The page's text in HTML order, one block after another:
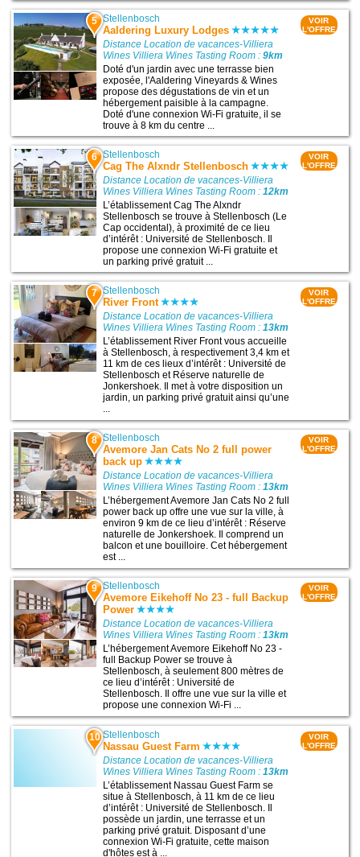
5 Stellenbosch
Aaldering Luxury Lodges
Distance Location de vacances-Villiera
Wines Villiera Wines Tasting Room :9km
Doté d'un jardin avec une terrasse bien
exposée, l'Aaldering Vineyards & Wines
propose des dégustations de vin et un
hébergement paisible à la campagne.
Doté d'une connexion Wi-Fi gratuite, il se
trouve à 8 km du centre ...
VOIR
L'OFFRE
6 Stellenbosch
Cag The Alxndr Stellenbosch
Distance Location de vacances-Villiera
Wines Villiera Wines Tasting Room :12km
L’établissement Cag The Alxndr
Stellenbosch se trouve à Stellenbosch (Le
Cap occidental), à proximité de ce lieu
d’intérêt : Université de Stellenbosch. Il
propose une connexion Wi-Fi gratuite et
un parking privé gratuit ...
VOIR
L'OFFRE
7 Stellenbosch
River Front
Distance Location de vacances-Villiera
Wines Villiera Wines Tasting Room :13km
L’établissement River Front vous accueille
à Stellenbosch, à respectivement 3,4 km et
11 km de ces lieux d’intérêt : Université de
Stellenbosch et Réserve naturelle de
Jonkershoek. Il met à votre disposition un
jardin, un parking privé gratuit ainsi qu’une
...
VOIR
L'OFFRE
8 Stellenbosch
Avemore Jan Cats No 2 full power
back up
Distance Location de vacances-Villiera
Wines Villiera Wines Tasting Room :13km
L’hébergement Avemore Jan Cats No 2 full
power back up offre une vue sur la ville, à
environ 9 km de ce lieu d’intérêt : Réserve
naturelle de Jonkershoek. Il comprend un
balcon et une bouilloire. Cet hébergement
est ...
VOIR
L'OFFRE
9 Stellenbosch
Avemore Eikehoff No 23 - full Backup
Power
Distance Location de vacances-Villiera
Wines Villiera Wines Tasting Room :13km
L’hébergement Avemore Eikehoff No 23 -
full Backup Power se trouve à
Stellenbosch, à seulement 800 mètres de
ce lieu d’intérêt : Université de
Stellenbosch. Il offre une vue sur la ville et
propose une connexion Wi-Fi ...
VOIR
L'OFFRE
10 Stellenbosch
Nassau Guest Farm
Distance Location de vacances-Villiera
Wines Villiera Wines Tasting Room :13km
L’établissement Nassau Guest Farm se
situe à Stellenbosch, à 11 km de ce lieu
d’intérêt : Université de Stellenbosch. Il
possède un jardin, une terrasse et un
parking privé gratuit. Disposant d’une
connexion Wi-Fi gratuite, cette maison
d'hôtes est à ...
VOIR
L'OFFRE